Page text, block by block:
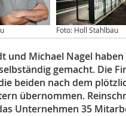
Foto: Holl Stahlbau
und Michael Nagel
gemacht. Die
beiden nach dem
übernommen.
Unternehmen 35